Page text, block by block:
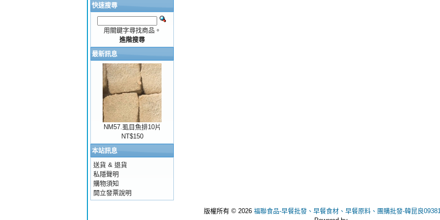
快速搜尋
用關鍵字尋找商品。
進階搜尋
最新訊息
NM57.虱目魚排10片
NT$150
本站訊息
送貨 & 退貨
私隱聲明
購物須知
開立發票說明
版權所有 © 2026 福聯食品-早餐批發、早餐食材、早餐原料、團購批發-韓昆良